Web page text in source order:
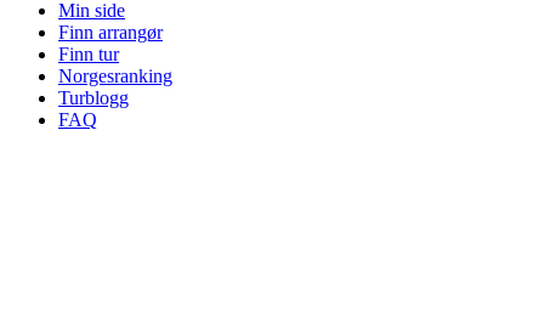
Min side
Finn arrangør
Finn tur
Norgesranking
Turblogg
FAQ